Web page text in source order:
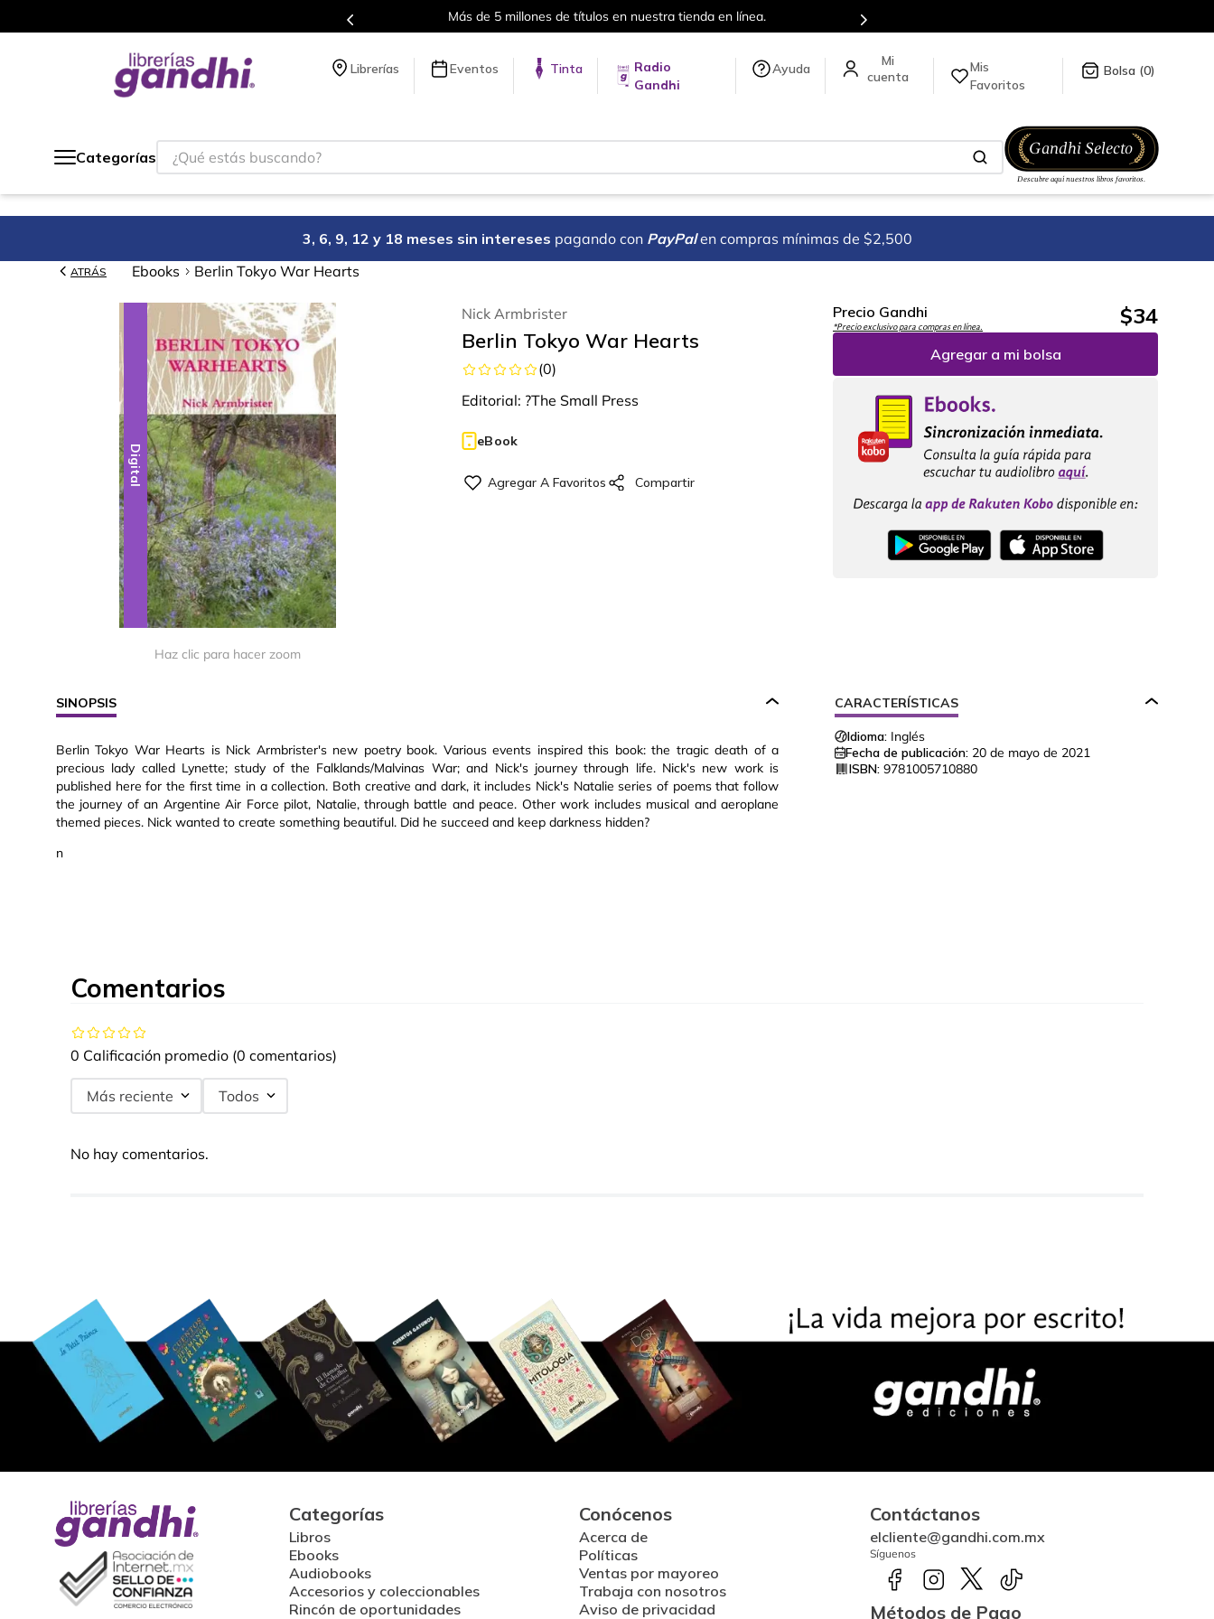
Más de 5 millones de títulos en nuestra tienda en línea.
Librerías Eventos Tinta
Radio
Gandhi
Ayuda
Mis
Favoritos
0
Categorías
¿Qué estás buscando?
3, 6, 9, 12 y 18 meses sin intereses pagando con PayPal en compras mínimas de $2,500
ATRÁS Ebooks Berlin Tokyo War Hearts
Digital
Haz clic para hacer zoom
Nick Armbrister
Berlin Tokyo War Hearts
(0)
Editorial: ?The Small Press
eBook
Precio Gandhi
*Precio exclusivo para compras en línea. $34
Agregar a mi bolsa
SINOPSIS
Berlin Tokyo War Hearts is Nick Armbrister's new poetry book. Various events inspired this book: the tragic death of a
precious lady called Lynette; study of the Falklands/Malvinas War; and Nick's journey through life. Nick's new work is
published here for the first time in a collection. Both creative and dark, it includes Nick's Natalie series of poems that follow
the journey of an Argentine Air Force pilot, Natalie, through battle and peace. Other work includes musical and aeroplane
themed pieces. Nick wanted to create something beautiful. Did he succeed and keep darkness hidden?
n
CARACTERÍSTICAS
Idioma: Inglés
Fecha de publicación: 20 de mayo de 2021
ISBN: 9781005710880
Comentarios
0 Calificación promedio (0 comentarios)
Más reciente Todos
No hay comentarios.
Categorías
Libros
Ebooks
Audiobooks
Accesorios y coleccionables
Rincón de oportunidades
Conócenos
Acerca de
Políticas
Ventas por mayoreo
Trabaja con nosotros
Aviso de privacidad
Contáctanos
elcliente@gandhi.com.mx
Síguenos
Métodos de Pago